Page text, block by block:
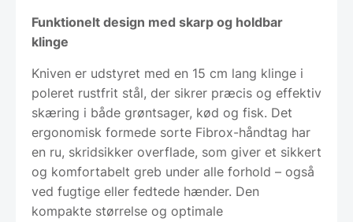
Funktionelt design med skarp og holdbar
klinge
Kniven er udstyret med en 15 cm lang klinge i
poleret rustfrit stål, der sikrer præcis og effektiv
skæring i både grøntsager, kød og fisk. Det
ergonomisk formede sorte Fibrox-håndtag har
en ru, skridsikker overflade, som giver et sikkert
og komfortabelt greb under alle forhold – også
ved fugtige eller fedtede hænder. Den
kompakte størrelse og optimale